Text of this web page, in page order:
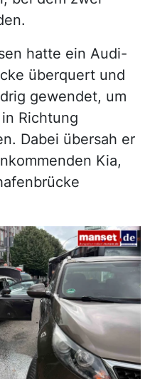
hatte ein Audi-
überquert und
gewendet, um
Richtung
Dabei übersah er
Kia,